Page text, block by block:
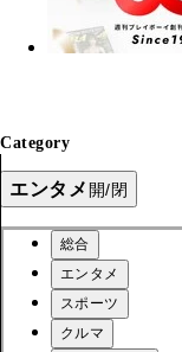
Category
エンタメ 開/閉
総合
エンタメ
スポーツ
クルマ